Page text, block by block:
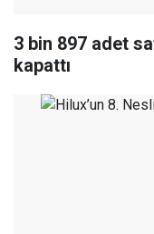
3 bin 897 adet
kapattı